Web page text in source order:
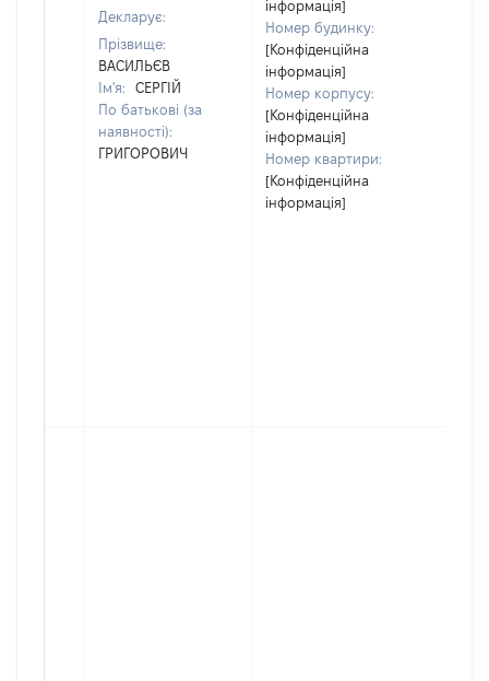
Декларує:
Прізвище:
ВАСИЛЬЄВ
Ім'я:
СЕРГІЙ
По батькові (за
наявності):
ГРИГОРОВИЧ
інформація]
Номер будинку:
[Конфіденційна
інформація]
Номер корпусу:
[Конфіденційна
інформація]
Номер квартири:
[Конфіденційна
інформація]